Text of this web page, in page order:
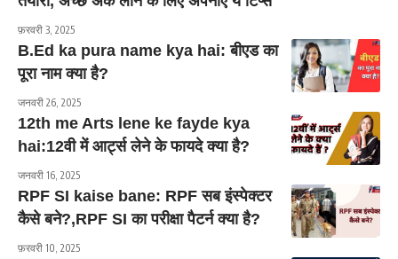
फ़रवरी 3, 2025
B.Ed ka pura name kya hai: बीएड का
पूरा नाम क्या है?
जनवरी 26, 2025
12th me Arts lene ke fayde kya
hai:12वी में आर्ट्स लेने के फायदे क्या है?
जनवरी 16, 2025
RPF SI kaise bane: RPF सब इंस्पेक्टर
कैसे बने?,RPF SI का परीक्षा पैटर्न क्या है?
फ़रवरी 10, 2025